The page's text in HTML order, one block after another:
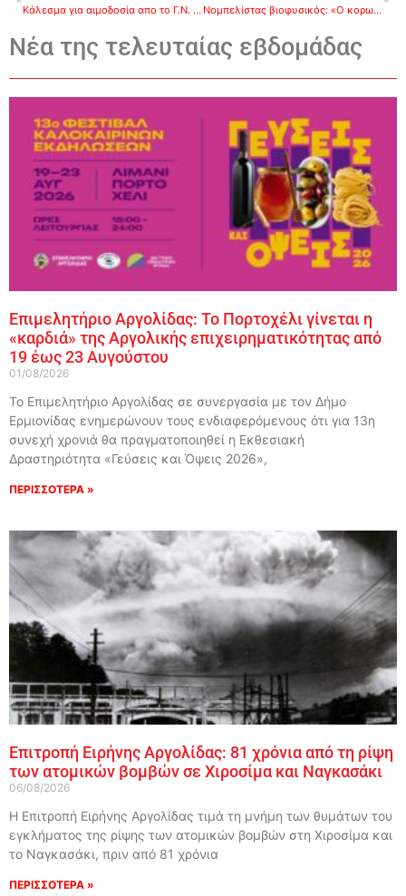
Κάλεσμα για αιμοδοσία απο το Γ.Ν. Αργολίδας Νομπελίστας βιοφυσικός: «Ο κορωνοϊός επιβραδύνει, η ανθρωπότητα θα επιβιώσει»
Νέα της τελευταίας εβδομάδας
Επιμελητήριο Αργολίδας: Το Πορτοχέλι γίνεται η
«καρδιά» της Αργολικής επιχειρηματικότητας από
19 έως 23 Αυγούστου
01/08/2026
Το Επιμελητήριο Αργολίδας σε συνεργασία με τον Δήμο
Ερμιονίδας ενημερώνουν τους ενδιαφερόμενους ότι για 13η
συνεχή χρονιά θα πραγματοποιηθεί η Εκθεσιακή
Δραστηριότητα «Γεύσεις και Όψεις 2026»,
ΠΕΡΙΣΣΟΤΕΡΑ »
Επιτροπή Ειρήνης Αργολίδας: 81 χρόνια από τη ρίψη
των ατομικών βομβών σε Χιροσίμα και Ναγκασάκι
06/08/2026
Η Επιτροπή Ειρήνης Αργολίδας τιμά τη μνήμη των θυμάτων του
εγκλήματος της ρίψης των ατομικών βομβών στη Χιροσίμα και
το Ναγκασάκι, πριν από 81 χρόνια
ΠΕΡΙΣΣΟΤΕΡΑ »